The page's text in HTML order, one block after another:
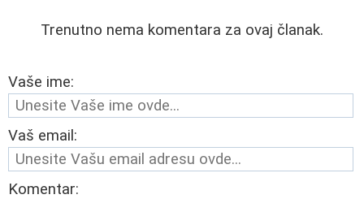
Trenutno nema komentara za ovaj članak.
Vaše ime:
Vaš email:
Komentar: